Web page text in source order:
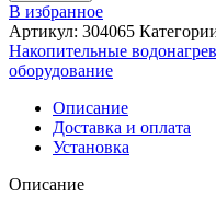
В избранное
Артикул: 304065
Накопительные
оборудование
Описание
Доставка и оплата
Установка
Описание